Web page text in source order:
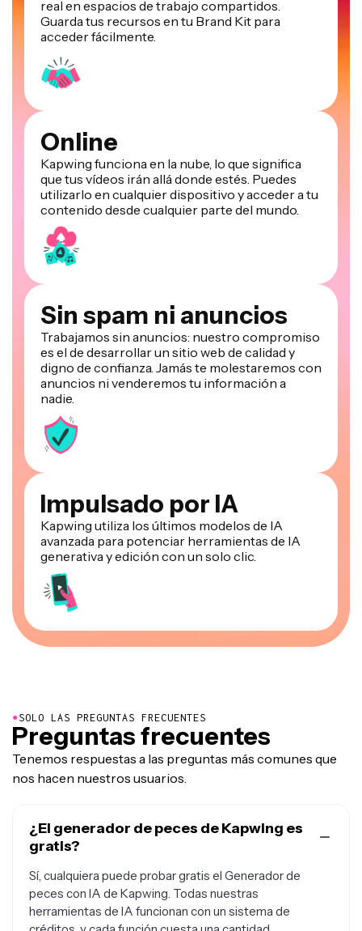
real en espacios de trabajo compartidos.
Guarda tus recursos en tu Brand Kit para
acceder fácilmente.
Online
Kapwing funciona en la nube, lo que significa
que tus vídeos irán allá donde estés. Puedes
utilizarlo en cualquier dispositivo y acceder a tu
contenido desde cualquier parte del mundo.
Sin spam ni anuncios
Trabajamos sin anuncios: nuestro compromiso
es el de desarrollar un sitio web de calidad y
digno de confianza. Jamás te molestaremos con
anuncios ni venderemos tu información a
nadie.
Impulsado por IA
Kapwing utiliza los últimos modelos de IA
avanzada para potenciar herramientas de IA
generativa y edición con un solo clic.
●SOLO LAS PREGUNTAS FRECUENTES
Preguntas frecuentes
Tenemos respuestas a las preguntas más comunes que
nos hacen nuestros usuarios.
¿El generador de peces de Kapwing es
gratis?
Sí, cualquiera puede probar gratis el Generador de
peces con IA de Kapwing. Todas nuestras
herramientas de IA funcionan con un sistema de